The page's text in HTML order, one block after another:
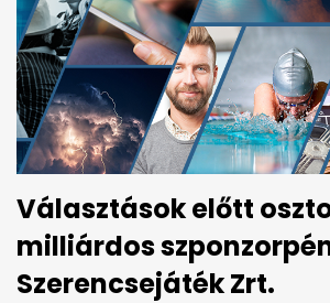
Választások előtt
milliárdos
Szerencsejáték Zrt.